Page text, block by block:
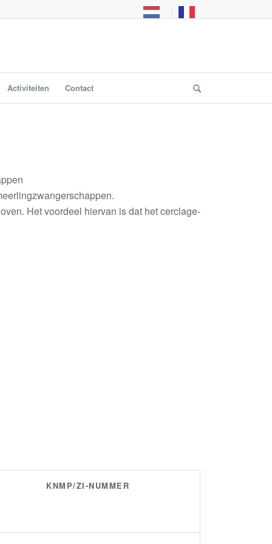
Activiteiten Contact
Het voordeel hiervan is dat het cerclage-
KNMP/ZI-NUMMER